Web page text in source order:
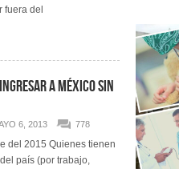
del
a México sin
6, 2013 778
del 2015 Quienes tienen
país (por trabajo,